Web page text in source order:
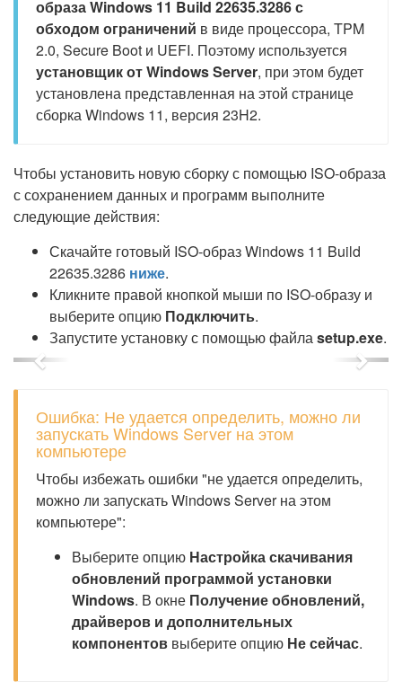
образа Windows 11 Build 22635.3286 с
обходом ограничений в виде процессора, TPM
2.0, Secure Boot и UEFI. Поэтому используется
установщик от Windows Server, при этом будет
установлена представленная на этой странице
сборка Windows 11, версия 23H2.
Чтобы установить новую сборку с помощью ISO-образа
с сохранением данных и программ выполните
следующие действия:
Скачайте готовый ISO-образ Windows 11 Build
22635.3286 ниже.
Кликните правой кнопкой мыши по ISO-образу и
выберите опцию Подключить.
Запустите установку с помощью файлаsetup.exe.
Previous Next
Ошибка: Не удается определить, можно ли
запускать Windows Server на этом
компьютере
Чтобы избежать ошибки "не удается определить,
можно ли запускать Windows Server на этом
компьютере":
Выберите опцию Настройка скачивания
обновлений программой установки
Windows. В окне Получение обновлений,
драйверов и дополнительных
компонентов выберите опцию Не сейчас.